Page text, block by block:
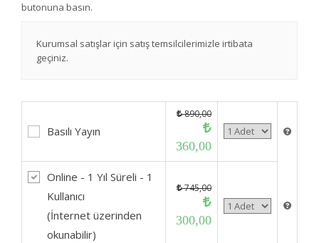
butonuna basın.
Kurumsal satışlar için satış temsilcilerimizle irtibata
geçiniz.
Basılı Yayın
890,00
360,00
Online - 1 Yıl Süreli - 1
Kullanıcı
(İnternet üzerinden
okunabilir)
745,00
300,00